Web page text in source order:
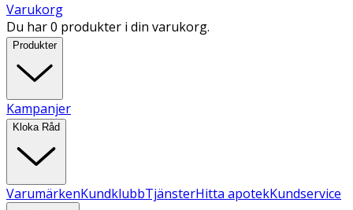
Varukorg
Du har 0 produkter i din varukorg.
Produkter
Kampanjer
Kloka Råd
VarumärkenKundklubbTjänsterHitta apotekKundservice